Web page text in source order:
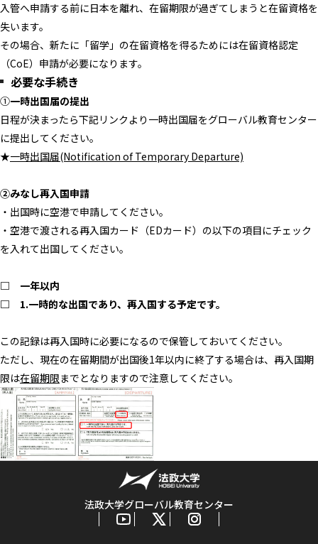
入管へ申請する前に日本を離れ、在留期限が過ぎてしまうと在留資格を
失います。
その場合、新たに「留学」の在留資格を得るためには在留資格認定
（CoE）申請が必要になります。
必要な手続き
①一時出国届の提出
日程が決まったら下記リンクより一時出国届をグローバル教育センター
に提出してください。
★一時出国届(Notification of Temporary Departure)
​​②みなし再入国申請
・出国時に空港で申請してください。
・空港で渡される再入国カード（EDカード）の以下の項目にチェック
を入れて出国してください。
□ 一年以内
□ 1.一時的な出国であり、再入国する予定です。
この記録は再入国時に必要になるので保管しておいてください。
ただし、現在の在留期間が出国後1年以内に終了する場合は、再入国期
限は在留期限までとなりますので注意してください。
法政大学グローバル教育センター